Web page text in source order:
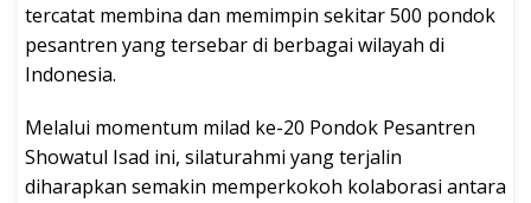
tercatat membina dan memimpin sekitar 500 pondok
pesantren yang tersebar di berbagai wilayah di
Indonesia.
Melalui momentum milad ke-20 Pondok Pesantren
Showatul Isad ini, silaturahmi yang terjalin
diharapkan semakin memperkokoh kolaborasi antara